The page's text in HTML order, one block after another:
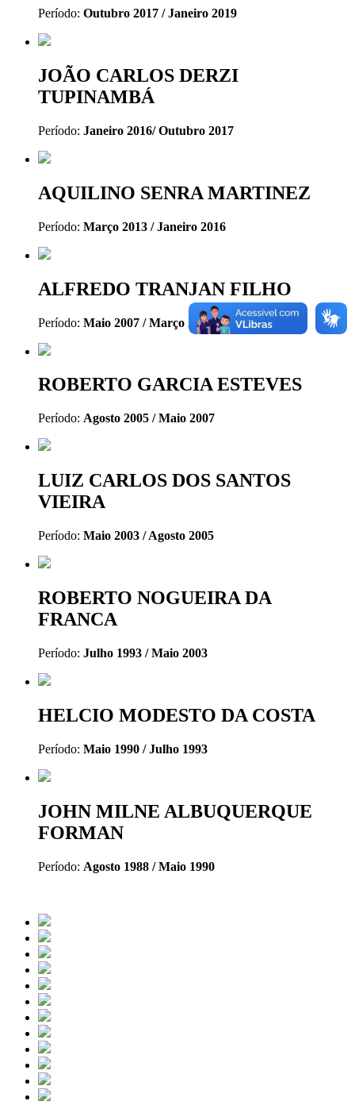
Período: Outubro 2017 / Janeiro 2019
JOÃO CARLOS DERZI
TUPINAMBÁ
Período: Janeiro 2016/ Outubro 2017
AQUILINO SENRA MARTINEZ
Período: Março 2013 / Janeiro 2016
ALFREDO TRANJAN FILHO
Período: Maio 2007 / Março 2013
ROBERTO GARCIA ESTEVES
Período: Agosto 2005 / Maio 2007
LUIZ CARLOS DOS SANTOS
VIEIRA
Período: Maio 2003 / Agosto 2005
ROBERTO NOGUEIRA DA
FRANCA
Período: Julho 1993 / Maio 2003
HELCIO MODESTO DA COSTA
Período: Maio 1990 / Julho 1993
JOHN MILNE ALBUQUERQUE
FORMAN
Período: Agosto 1988 / Maio 1990